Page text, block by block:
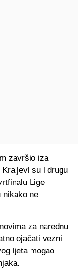
završio iza
su i drugu
Lige
nikako ne
za narednu
ojačati vezni
ljeta mogao